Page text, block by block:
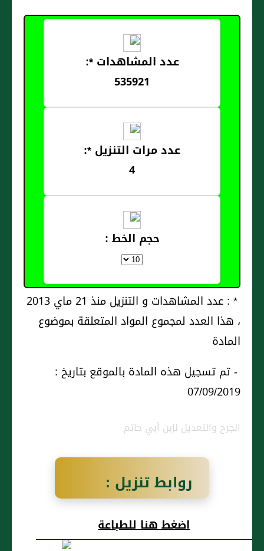
عدد المشاهدات *:
535921
عدد مرات التنزيل *:
4
حجم الخط :
* : عدد المشاهدات و التنزيل منذ 21 ماي 2013
، هذا العدد لمجموع المواد المتعلقة بموضوع
المادة
- تم تسجيل هذه المادة بالموقع بتاريخ :
07/09/2019
الجرح والتعديل لإبن أبي حاتم
روابط تنزيل :
حبيب بن فويك،
رأى النَّبي صَلى
اضغط هنا للطباعة